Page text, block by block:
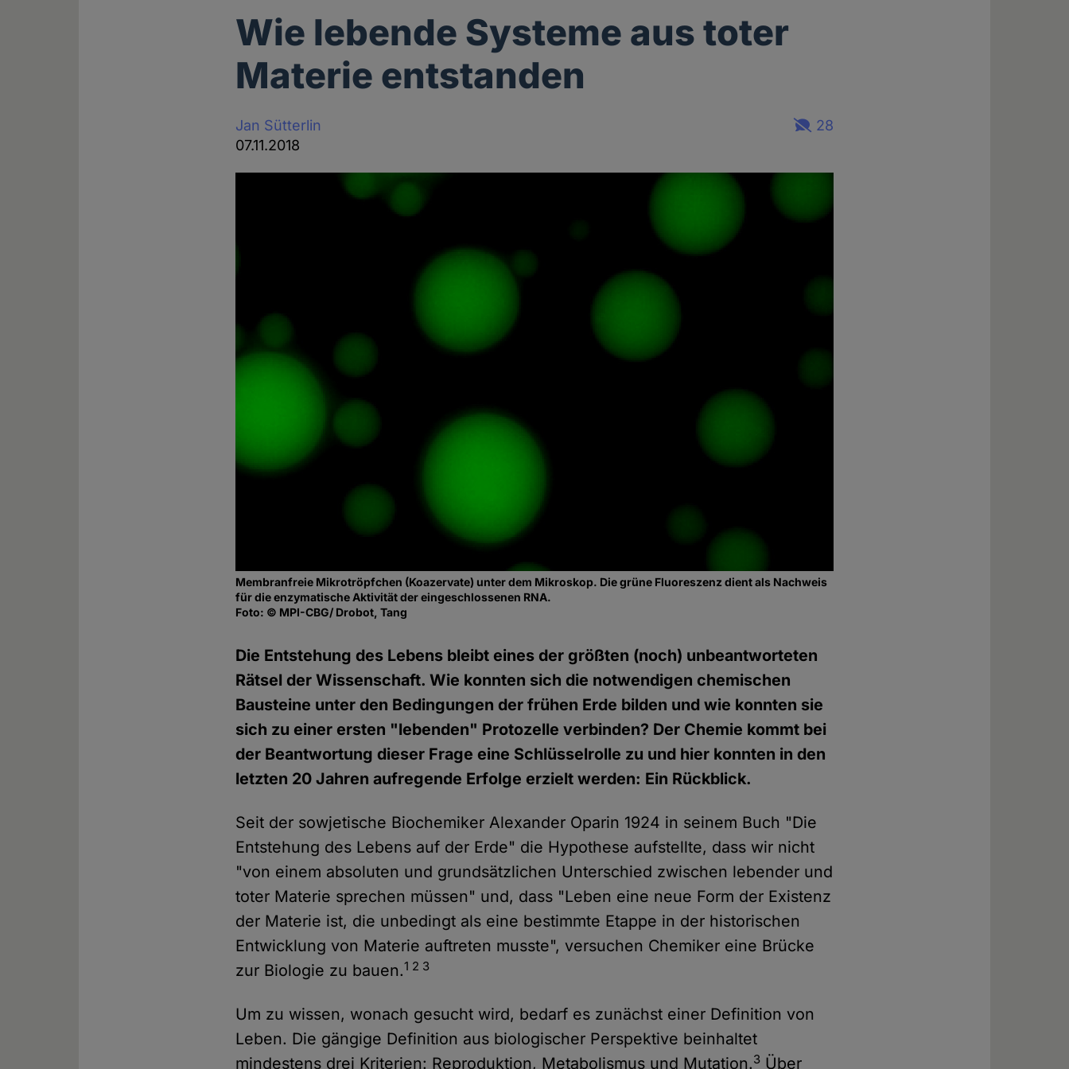
Wie lebende Systeme aus toter
Materie entstanden
Jan Sütterlin
07.11.2018
28
Membranfreie Mikrotröpfchen (Koazervate) unter dem Mikroskop. Die grüne Fluoreszenz dient als Nachweis
für die enzymatische Aktivität der eingeschlossenen RNA.
Foto: © MPI-CBG/ Drobot, Tang
Die Entstehung des Lebens bleibt eines der größten (noch) unbeantworteten
Rätsel der Wissenschaft. Wie konnten sich die notwendigen chemischen
Bausteine unter den Bedingungen der frühen Erde bilden und wie konnten sie
sich zu einer ersten "lebenden" Protozelle verbinden? Der Chemie kommt bei
der Beantwortung dieser Frage eine Schlüsselrolle zu und hier konnten in den
letzten 20 Jahren aufregende Erfolge erzielt werden: Ein Rückblick.
Seit der sowjetische Biochemiker Alexander Oparin 1924 in seinem Buch "Die
Entstehung des Lebens auf der Erde" die Hypothese aufstellte, dass wir nicht
"von einem absoluten und grundsätzlichen Unterschied zwischen lebender und
toter Materie sprechen müssen" und, dass "Leben eine neue Form der Existenz
der Materie ist, die unbedingt als eine bestimmte Etappe in der historischen
Entwicklung von Materie auftreten musste", versuchen Chemiker eine Brücke
zur Biologie zu bauen.1 2 3
Um zu wissen, wonach gesucht wird, bedarf es zunächst einer Definition von
Leben. Die gängige Definition aus biologischer Perspektive beinhaltet
mindestens drei Kriterien: Reproduktion, Metabolismus und Mutation.3 Über